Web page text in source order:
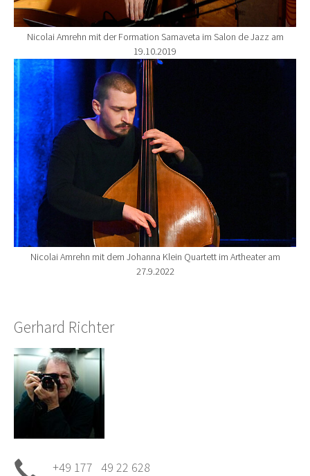
Nicolai Amrehn mit der Formation Samaveta im Salon de Jazz am
19.10.2019
Show larger version for:
Nicolai Amrehn mit dem Johanna Klein Quartett im Artheater am
27.9.2022
Gerhard Richter
+49 177 49 22 628